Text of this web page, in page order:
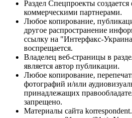
Раздел Спецпроекты создается
коммерческими партнерами.
Любое копирование,
другое распространение
ссылку на "Интерфакс-
воспрещается.
Владелец веб-страницы в
является автор публикации.
Любое копирование,
фотографий и/или
принадлежащих
запрещено.
Материалы сайта